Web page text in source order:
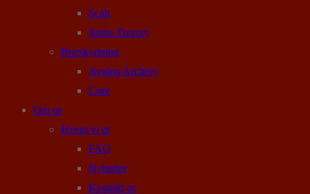
Scatt
Justra Trezory
Bueskydning
Avalon Archery
Core
Om os
Hvem vi er
FAQ
Nyheder
Kontakt os